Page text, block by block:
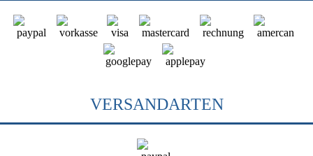
VERSANDARTEN